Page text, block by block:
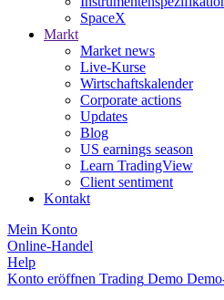
SpaceX
Markt
Market news
Live-Kurse
Wirtschaftskalender
Corporate actions
Updates
Blog
US earnings season
Learn TradingView
Client sentiment
Kontakt
Mein Konto
Online-Handel
Help
Konto eröffnen Trading Demo